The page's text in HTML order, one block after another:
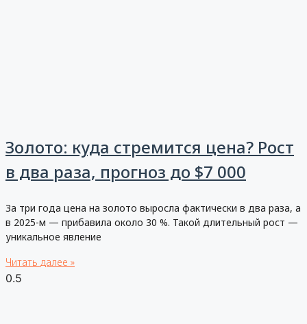
Золото: куда стремится цена? Рост
в два раза, прогноз до $7 000
За три года цена на золото выросла фактически в два раза, а
в 2025-м — прибавила около 30 %. Такой длительный рост —
уникальное явление
Читать далее »